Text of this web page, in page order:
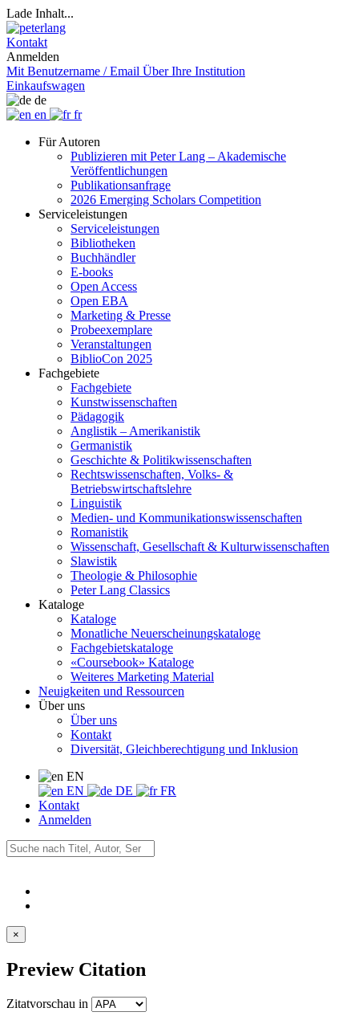
Lade Inhalt...
Kontakt
Anmelden
Mit Benutzername / Email Über Ihre Institution
Einkaufswagen
de
en
fr
Für Autoren
Publizieren mit Peter Lang – Akademische
Veröffentlichungen
Publikationsanfrage
2026 Emerging Scholars Competition
Serviceleistungen
Serviceleistungen
Bibliotheken
Buchhändler
E-books
Open Access
Open EBA
Marketing & Presse
Probeexemplare
Veranstaltungen
BiblioCon 2025
Fachgebiete
Fachgebiete
Kunstwissenschaften
Pädagogik
Anglistik – Amerikanistik
Germanistik
Geschichte & Politikwissenschaften
Rechtswissenschaften, Volks- &
Betriebswirtschaftslehre
Linguistik
Medien- und Kommunikationswissenschaften
Romanistik
Wissenschaft, Gesellschaft & Kulturwissenschaften
Slawistik
Theologie & Philosophie
Peter Lang Classics
Kataloge
Kataloge
Monatliche Neuerscheinungskataloge
Fachgebietskataloge
«Coursebook» Kataloge
Weiteres Marketing Material
Neuigkeiten und Ressourcen
Über uns
Über uns
Kontakt
Diversität, Gleichberechtigung und Inklusion
EN
EN
DE
FR
Kontakt
Anmelden
×
Preview Citation
Zitatvorschau in